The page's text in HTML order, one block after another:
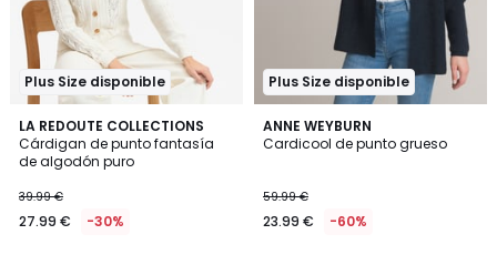
Plus Size disponible
LA REDOUTE COLLECTIONS
Cárdigan de punto fantasía
de algodón puro
39.99 €
27.99 € -30%
4,5
/ 5
2
Colores
Plus Size disponible
ANNE WEYBURN
Cardicool de punto grueso
59.99 €
23.99 € -60%
4,6
/ 5
2
Colores